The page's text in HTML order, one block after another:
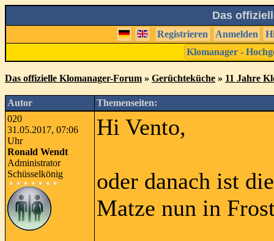
Das
Registrieren Anmelden
Klomanager -
Das offizielle Klomanager-Forum » Gerüchteküche » 11 Jahre
Autor
Themenseiten:
020
31.05.2017, 07:06
Uhr
Ronald Wendt
Administrator
Schüsselkönig
Hi Vento,
oder danach ist
Matze nun in